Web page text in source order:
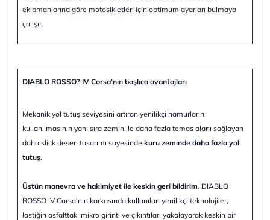
ekipmanlarına göre motosikletleri için optimum ayarları bulmaya
çalışır.
DIABLO ROSSO? IV Corsa'nın başlıca avantajları
Mekanik yol tutuş seviyesini artıran yenilikçi hamurların
kullanılmasının yanı sıra zemin ile daha fazla temas alanı sağlayan
daha slick desen tasarımı sayesinde kuru zeminde daha fazla yol
tutuş,
Üstün manevra ve hakimiyet ile keskin geri bildirim. DIABLO
ROSSO IV Corsa'nın karkasında kullanılan yenilikçi teknolojiler,
lastiğin asfalttaki mikro girinti ve çıkıntıları yakalayarak keskin bir